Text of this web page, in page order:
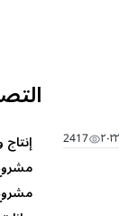
2417